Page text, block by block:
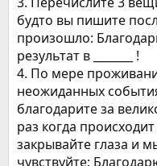
будто вы пишите
произошло:
результат в _______ !
4. По мере
неожиданных
благодарите за
раз когда
закрывайте глаза и
чувствуйте: